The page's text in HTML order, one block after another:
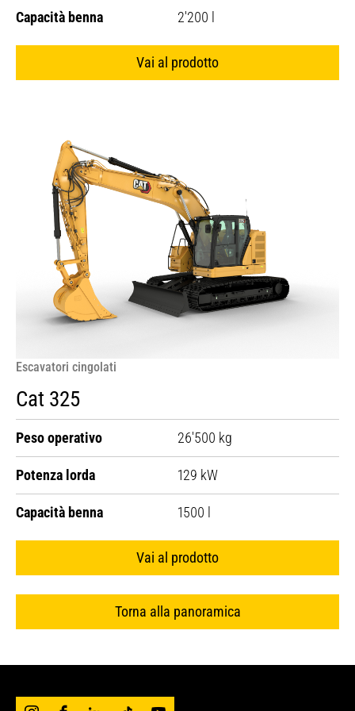
nella gestione di carichi irregolari e pesanti come
una presa e una penetrazione di livello superiore.
L'elevata capacità e la rotazione continua sono
e opzioni di rebbi adatti a varie applicazioni.
Benne mordenti
: aggiungono capacità di presa alle
benne, consentendo la movimentazione precisa e
sicura di materiali irregolari come rocce, ceppi e detriti.
Ideali per operazioni di carico, smistamento e
posizionamento, migliorano versatilità e controllo. Le
versioni idrauliche o meccaniche permettono un
utilizzo flessibile in diverse tipologie di lavoro.
Tiltrotator:i tiltrotator offrono una rotazione a 360° e
funzionalità di inclinazione a sinistra/destra di 40°, per
precisione e flessibilità impareggiabili. Questa
flessibilità trasforma la vostra macchina in uno
strumento multifunzionale in grado di lavorare
praticamente da qualsiasi angolazione senza
necessità di riposizionamento. Ideali per attività di
garantiscono un controllo multi-angolo per spazi
ristretti e confinati.
Le attrezzature Cat® sono progettate per massimizzare la
prendere in considerazione la compatibilità, bensì anche la
Capacità benna 2'200 l
Vai al prodotto
Escavatori cingolati
Cat 325
Peso operativo 26'500 kg
Potenza lorda 129 kW
Capacità benna 1500 l
Vai al prodotto
Torna alla panoramica